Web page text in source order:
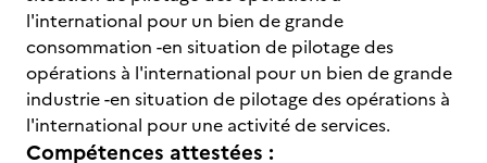
l'international pour un bien de grande
consommation -en situation de pilotage des
opérations à l'international pour un bien de grande
industrie -en situation de pilotage des opérations à
l'international pour une activité de services.
Compétences attestées :